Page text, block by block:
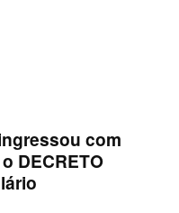
com
DECRETO